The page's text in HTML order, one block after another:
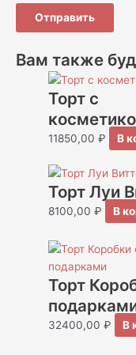
Вам также
Торт с
11850,00₽ В
Торт Луи
8100,00₽ В
Торт
32400,00₽ В